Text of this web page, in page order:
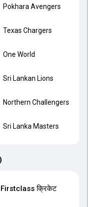
Pokhara Avengers
Texas Chargers
One World
Sri Lankan Lions
Northern Challengers
Sri Lanka Masters
क्रिकेट